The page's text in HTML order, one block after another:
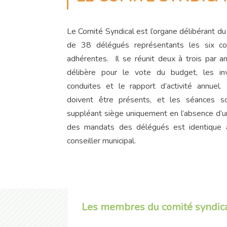
Le Comité Syndical est l’organe délibérant
de 38 délégués représentants les six
adhérentes. Il se réunit deux à trois par
délibère pour le vote du budget, les
conduites et le rapport d’activité
doivent être présents, et les séances
suppléant siège uniquement en l’absence
des mandats des délégués est
conseiller municipal.
Les membres du comité